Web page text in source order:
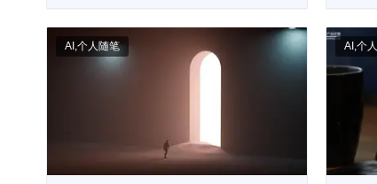
AI ,个人随笔 AI ,个